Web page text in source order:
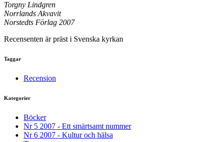
Torgny Lindgren
Norrlands Akvavit
Norstedts Förlag 2007
Recensenten är präst i Svenska kyrkan
Taggar
Recension
Kategorier
Böcker
Nr 5 2007 - Ett smärtsamt nummer
Nr 6 2007 - Kultur och hälsa